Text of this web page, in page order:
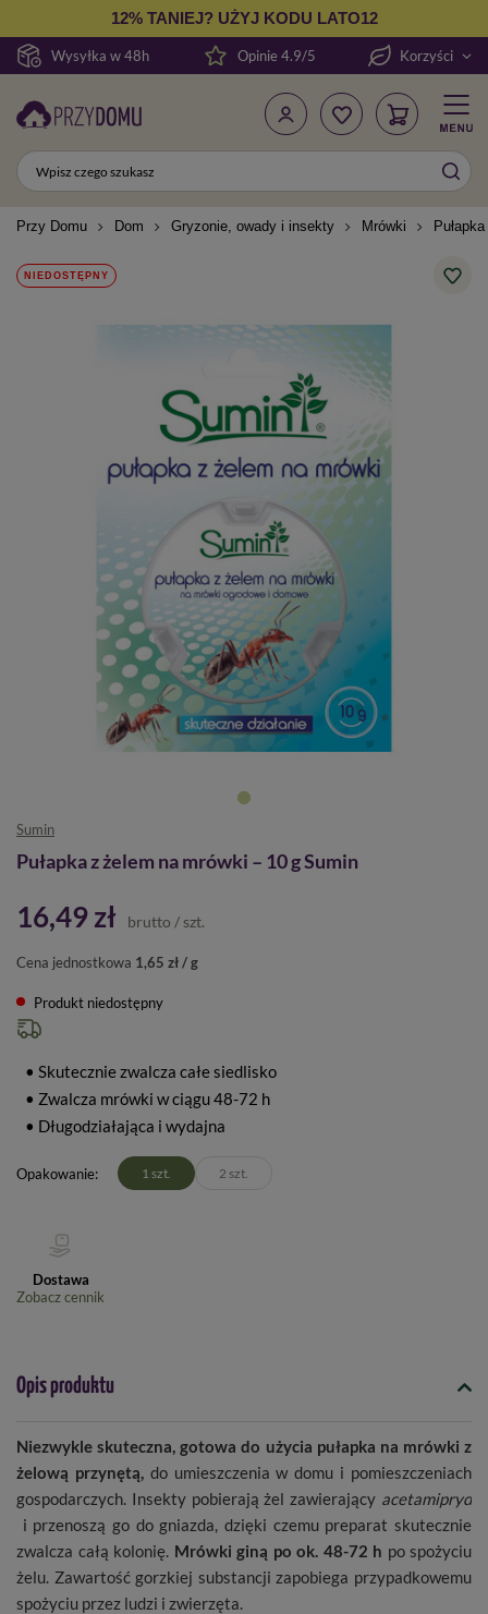
Wysyłka w 48h
12% TANIEJ? UŻYJ KODU LATO12
Opinie 4.9/5 Korzyści
Przy Domu Dom Gryzonie, owady i insekty Mrówki
NIEDOSTĘPNY
Sumin
Pułapka z żelem na mrówki – 10 g Sumin
16,49 zł brutto / szt.
Cena jednostkowa 1,65 zł / g
Produkt niedostępny
• Skutecznie zwalcza całe siedlisko
• Zwalcza mrówki w ciągu 48-72 h
• Długodziałająca i wydajna
Opakowanie 1 szt. 2 szt.
Dostawa
Zobacz cennik
Opis produktu
Niezwykle skuteczna, gotowa do użycia pułapka na mrówki z
żelową przynętą,do umieszczenia w domu i pomieszczeniach
gospodarczych. Insekty pobierają żel zawierający acetamipryd
i przenoszą go do gniazda, dzięki czemu preparat skutecznie
zwalcza całą kolonię. Mrówki giną po ok. 48-72 h po spożyciu
żelu. Zawartość gorzkiej substancji zapobiega przypadkowemu
spożyciu przez ludzi i zwierzęta.